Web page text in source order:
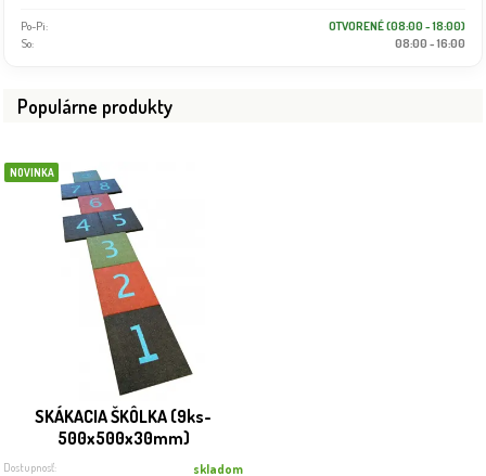
Po-Pi:
OTVORENÉ (08:00 - 18:00)
So:
08:00 - 16:00
Populárne produkty
NOVINKA
SKÁKACIA ŠKÔLKA (9ks-
500x500x30mm)
Dostupnosť: skladom